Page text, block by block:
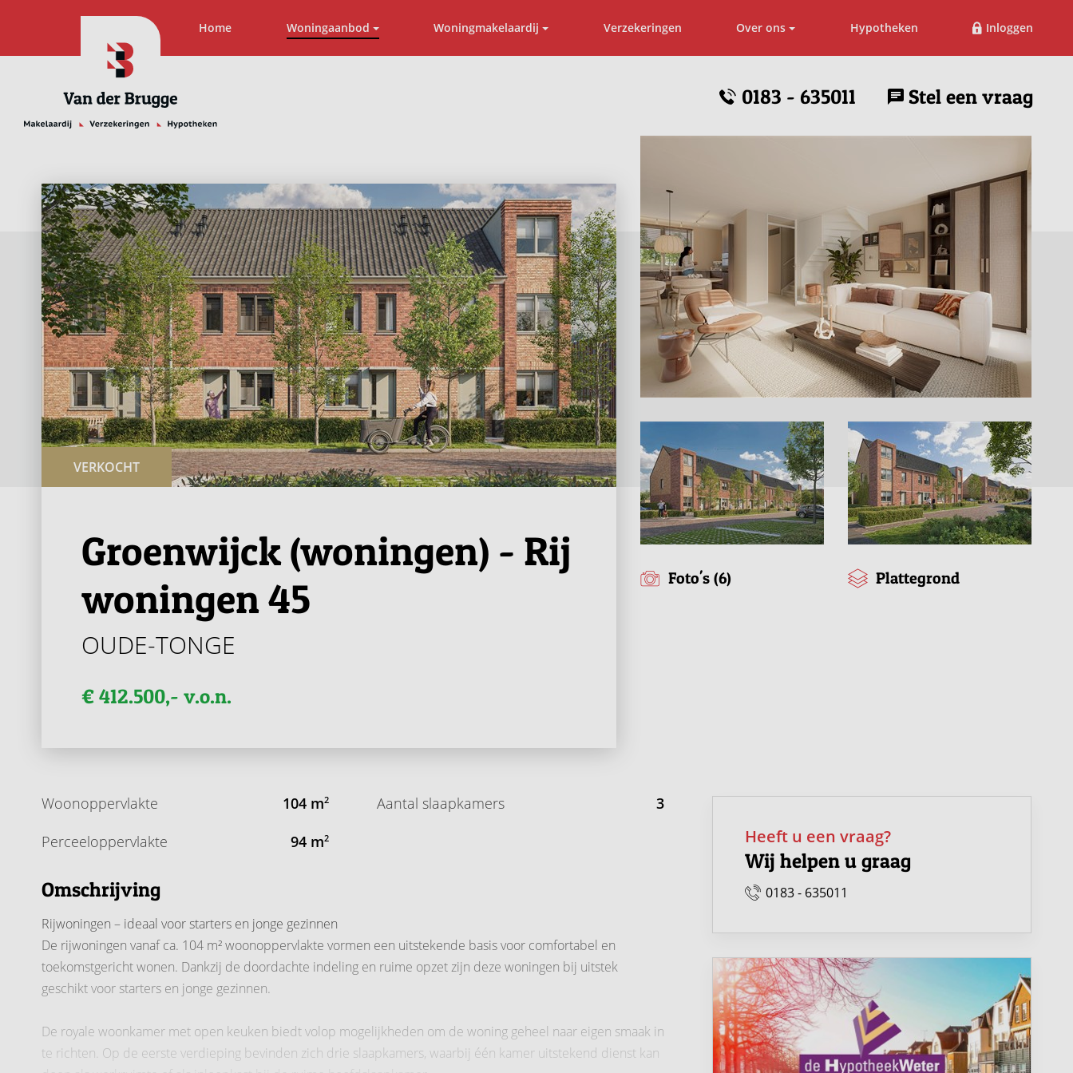
Home Woningaanbod Woningmakelaardij Verzekeringen Over ons Hypotheken Inloggen
0183 - 635011 Stel een vraag
VERKOCHT
Groenwijck (woningen) - Rij
woningen 45
OUDE-TONGE
€ 412.500,- v.o.n.
Foto's (6) Plattegrond
Woonoppervlakte 104 m2
Perceeloppervlakte 94 m2
Aantal slaapkamers 3
Omschrijving
Rijwoningen – ideaal voor starters en jonge gezinnen
De rijwoningen vanaf ca. 104 m² woonoppervlakte vormen een uitstekende basis voor comfortabel en
toekomstgericht wonen. Dankzij de doordachte indeling en ruime opzet zijn deze woningen bij uitstek
geschikt voor starters en jonge gezinnen.
De royale woonkamer met open keuken biedt volop mogelijkheden om de woning geheel naar eigen smaak in
te richten. Op de eerste verdieping bevinden zich drie slaapkamers, waarbij één kamer uitstekend dienst kan
Heeft u een vraag?
Wij helpen u graag
0183 - 635011